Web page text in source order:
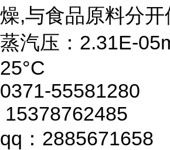
燥,与食品原料分开
蒸汽压：2.31E-
25°C
0371-55581280
15378762485
qq：2885671658